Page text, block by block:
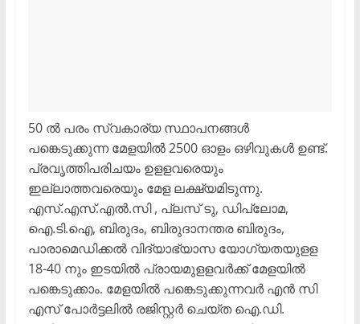
50 ല്‍ പരം സ്വകാര്യ സ്ഥാപനങ്ങള്‍
പങ്കെടുക്കുന്ന മേളയില്‍ 2500 ഓളം ഒഴിവുകള്‍ ഉണ്ട്.
പ്രവൃത്തിപരിചയം ഉളളവരെയും
ഇല്ലാത്തവരെയും മേള ലക്ഷ്യമിടുന്നു.
എസ്.എസ്.എല്‍.സി , പ്ലസ് ടു, ഡിപ്ലോമ,
ഐ.ടി.ഐ, ബിരുദം, ബിരുദാനന്തര ബിരുദം,
പാരാമെഡിക്കല്‍ വിദ്യാഭ്യാസ യോഗ്യതയുളള
18-40 നും ഇടയില്‍ പ്രായമുളളവര്‍ക്ക് മേളയില്‍
പങ്കെടുക്കാം. മേളയില്‍ പങ്കെടുക്കുന്നവര്‍ എന്‍ സി
എസ് പോര്‍ട്ടലില്‍ രജിസ്റ്റര്‍ ചെയ്ത ഐ.ഡി.